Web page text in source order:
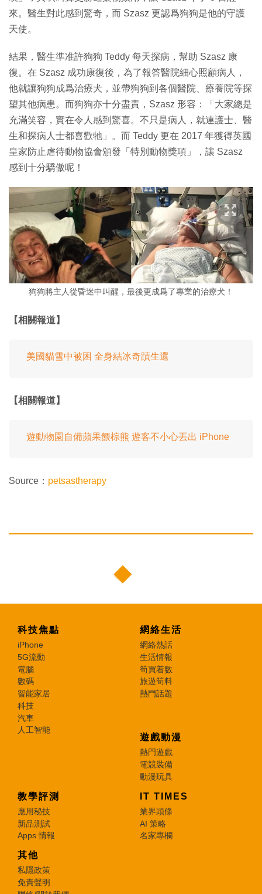
來。醫生對此感到驚奇，而 Szasz 更認爲狗狗是他的守護
天使。
結果，醫生準准許狗狗 Teddy 每天探病，幫助 Szasz 康
復。在 Szasz 成功康復後，為了報答醫院細心照顧病人，
他就讓狗狗成爲治療犬，並帶狗狗到各個醫院、療養院等探
望其他病患。而狗狗亦十分盡責，Szasz 形容：「大家總是
充滿笑容，實在令人感到驚喜。不只是病人，就連護士、醫
生和探病人士都喜歡牠」。而 Teddy 更在 2017 年獲得英國
皇家防止虐待動物協會頒發「特別動物獎項」，讓 Szasz
感到十分驕傲呢！
狗狗將主人從昏迷中叫醒，最後更成爲了專業的治療犬！
【相關報道】
美國貓雪中被困 全身結冰奇蹟生還
【相關報道】
遊動物園自備蘋果餵棕熊 遊客不小心丟出 iPhone
Source： petsastherapy
科技焦點
iPhone
5G流動
電腦
數碼
智能家居
科技
汽車
人工智能
網絡生活
網絡熱話
生活情報
筍買着數
旅遊筍料
熱門話題
遊戲動漫
熱門遊戲
電競裝備
動漫玩具
教學評測
應用秘技
新品測試
Apps 情報
IT TIMES
業界頭條
AI 策略
名家專欄
其他
私隱政策
免責聲明